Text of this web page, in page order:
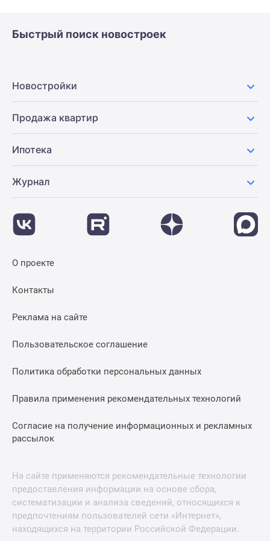
Быстрый поиск новостроек
Новостройки
Продажа квартир
Ипотека
Журнал
О проекте
Контакты
Реклама на сайте
Пользовательское соглашение
Политика обработки персональных данных
Правила применения рекомендательных технологий
Согласие на получение информационных и рекламных
рассылок
На сайте применяются рекомендательные технологии
предоставления информации на основе сбора,
систематизации и анализа сведений, относящихся к
предпочтениям пользователей сети «Интернет»,
находящихся на территории Российской Федерации.